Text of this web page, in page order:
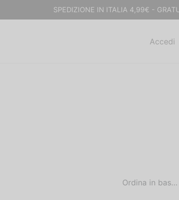
SPEDIZIONE IN ITALIA 4,99€ -
Accedi